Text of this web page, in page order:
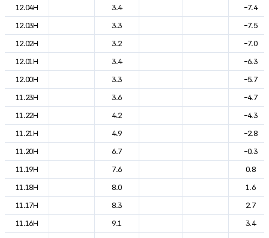
12.04H
3.4
-7.4
12.03H
3.3
-7.5
12.02H
3.2
-7.0
12.01H
3.4
-6.3
12.00H
3.3
-5.7
11.23H
3.6
-4.7
11.22H
4.2
-4.3
11.21H
4.9
-2.8
11.20H
6.7
-0.3
11.19H
7.6
0.8
11.18H
8.0
1.6
11.17H
8.3
2.7
11.16H
9.1
3.4